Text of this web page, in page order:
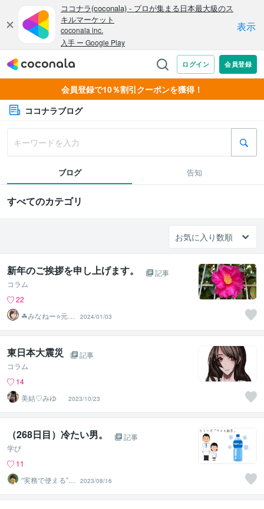
会員登録で10％割引クーポンを獲得！
ココナラブログ
ブログ 告知
すべてのカテゴリ
新年のご挨拶を申し上げます。
記事
コラム
22
☘みなねー⭐️元総
務部長☘
2024/01/03
東日本大震災
記事
コラム
14
美結♡みゆ
2023/10/23
（268日目）冷たい男。
記事
学び
11
“実務で使える”改
善パートナー／
かめきち
2023/08/16